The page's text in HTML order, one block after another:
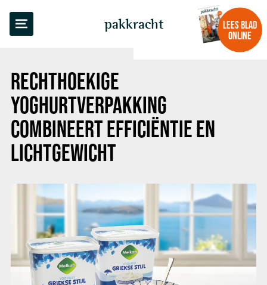
pakkracht
LEES BLAD
ONLINE
RECHTHOEKIGE
YOGHURTVERPAKKING
COMBINEERT EFFICIËNTIE EN
LICHTGEWICHT
TERUG NAAR OVERZICHT